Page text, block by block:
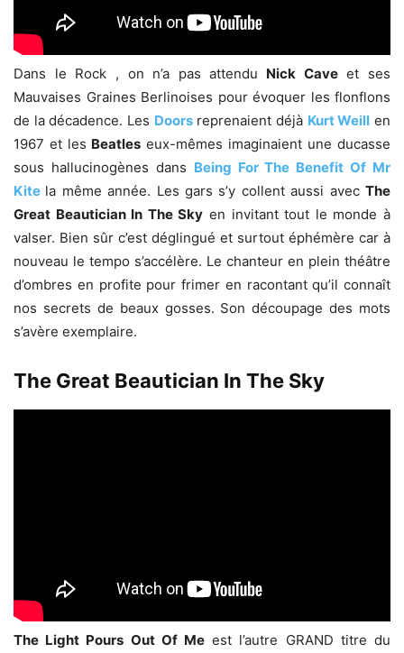
Dans le Rock , on n’a pas attendu Nick Caveet ses
Mauvaises Graines Berlinoises pour évoquer les flonflons
de la décadence. Les Doors reprenaient déjà Kurt Weill en
1967 et les Beatles eux-mêmes imaginaient une ducasse
sous hallucinogènes dans Being For The Benefit Of Mr
Kite la même année. Les gars s’y collent aussi avecThe
Great Beautician In The Sky en invitant tout le monde à
valser. Bien sûr c’est déglingué et surtout éphémère car à
nouveau le tempo s’accélère. Le chanteur en plein théâtre
d’ombres en profite pour frimer en racontant qu’il connaît
nos secrets de beaux gosses. Son découpage des mots
s’avère exemplaire.
The Great Beautician In The Sky
The Light Pours Out Of Me est l’autre GRAND titre du